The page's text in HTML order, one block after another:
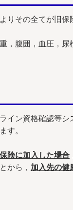
りその全てが旧
，腹囲，血圧，尿
イン資格確認等
す。
険に加入した場合
から， 加入先の健